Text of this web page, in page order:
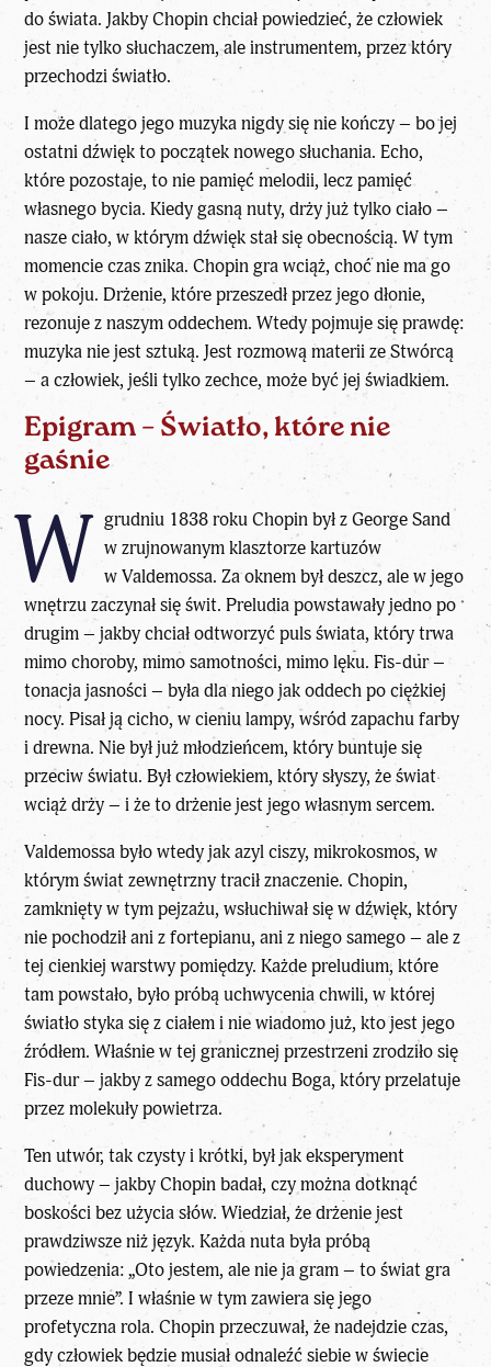
do świata. Jakby Chopin chciał powiedzieć, że człowiek
jest nie tylko słuchaczem, ale instrumentem, przez który
przechodzi światło.
I może dlatego jego muzyka nigdy się nie kończy – bo jej
ostatni dźwięk to początek nowego słuchania. Echo,
które pozostaje, to nie pamięć melodii, lecz pamięć
własnego bycia. Kiedy gasną nuty, drży już tylko ciało –
nasze ciało, w którym dźwięk stał się obecnością. W tym
momencie czas znika. Chopin gra wciąż, choć nie ma go
w pokoju. Drżenie, które przeszedł przez jego dłonie,
rezonuje z naszym oddechem. Wtedy pojmuje się prawdę:
muzyka nie jest sztuką. Jest rozmową materii ze Stwórcą
– a człowiek, jeśli tylko zechce, może być jej świadkiem.
Epigram – Światło, które nie
gaśnie
W grudniu 1838 roku Chopin był z George Sand
w zrujnowanym klasztorze kartuzów
w Valdemossa. Za oknem był deszcz, ale w jego
wnętrzu zaczynał się świt. Preludia powstawały jedno po
drugim – jakby chciał odtworzyć puls świata, który trwa
mimo choroby, mimo samotności, mimo lęku. Fis-dur –
tonacja jasności – była dla niego jak oddech po ciężkiej
nocy. Pisał ją cicho, w cieniu lampy, wśród zapachu farby
i drewna. Nie był już młodzieńcem, który buntuje się
przeciw światu. Był człowiekiem, który słyszy, że świat
wciąż drży – i że to drżenie jest jego własnym sercem.
Valdemossa było wtedy jak azyl ciszy, mikrokosmos, w
którym świat zewnętrzny tracił znaczenie. Chopin,
zamknięty w tym pejzażu, wsłuchiwał się w dźwięk, który
nie pochodził ani z fortepianu, ani z niego samego – ale z
tej cienkiej warstwy pomiędzy. Każde preludium, które
tam powstało, było próbą uchwycenia chwili, w której
światło styka się z ciałem i nie wiadomo już, kto jest jego
źródłem. Właśnie w tej granicznej przestrzeni zrodziło się
Fis-dur – jakby z samego oddechu Boga, który przelatuje
przez molekuły powietrza.
Ten utwór, tak czysty i krótki, był jak eksperyment
duchowy – jakby Chopin badał, czy można dotknąć
boskości bez użycia słów. Wiedział, że drżenie jest
prawdziwsze niż język. Każda nuta była próbą
powiedzenia: „Oto jestem, ale nie ja gram – to świat gra
przeze mnie”. I właśnie w tym zawiera się jego
profetyczna rola. Chopin przeczuwał, że nadejdzie czas,
gdy człowiek będzie musiał odnaleźć siebie w świecie